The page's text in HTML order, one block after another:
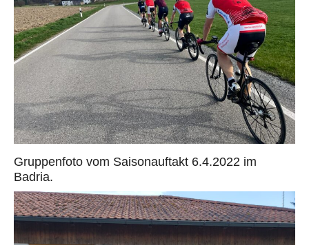
Gruppenfoto vom Saisonauftakt 6.4.2022 im
Badria.